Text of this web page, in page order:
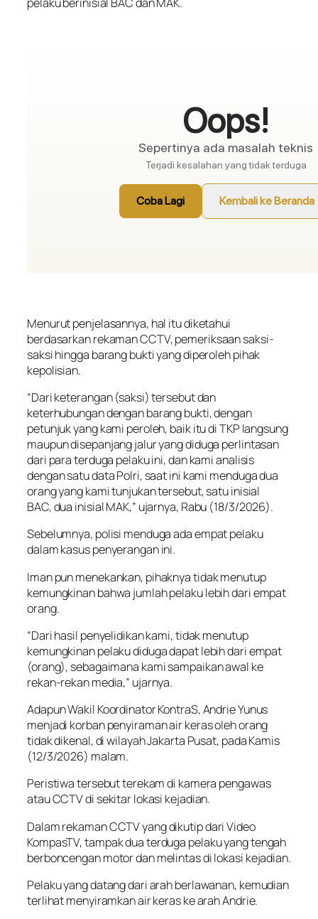
Menurut penjelasannya, hal itu diketahui
berdasarkan rekaman CCTV, pemeriksaan saksi-
saksi hingga barang bukti yang diperoleh pihak
kepolisian.
“Dari keterangan (saksi) tersebut dan
keterhubungan dengan barang bukti, dengan
petunjuk yang kami peroleh, baik itu di TKP langsung
maupun disepanjang jalur yang diduga perlintasan
dari para terduga pelaku ini, dan kami analisis
dengan satu data Polri, saat ini kami menduga dua
orang yang kami tunjukan tersebut, satu inisial
BAC, dua inisial MAK,” ujarnya, Rabu (18/3/2026).
Sebelumnya, polisi menduga ada empat pelaku
dalam kasus penyerangan ini.
Iman pun menekankan, pihaknya tidak menutup
kemungkinan bahwa jumlah pelaku lebih dari empat
orang.
“Dari hasil penyelidikan kami, tidak menutup
kemungkinan pelaku diduga dapat lebih dari empat
(orang), sebagaimana kami sampaikan awal ke
rekan-rekan media,” ujarnya.
Adapun Wakil Koordinator KontraS, Andrie Yunus
menjadi korban penyiraman air keras oleh orang
tidak dikenal, di wilayah Jakarta Pusat, pada Kamis
(12/3/2026) malam.
Peristiwa tersebut terekam di kamera pengawas
atau CCTV di sekitar lokasi kejadian.
Dalam rekaman CCTV yang dikutip dari Video
KompasTV, tampak dua terduga pelaku yang tengah
berboncengan motor dan melintas di lokasi kejadian.
Pelaku yang datang dari arah berlawanan, kemudian
terlihat menyiramkan air keras ke arah Andrie.